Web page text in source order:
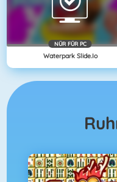
NÜR FÜR PC
Waterpark Slide.io